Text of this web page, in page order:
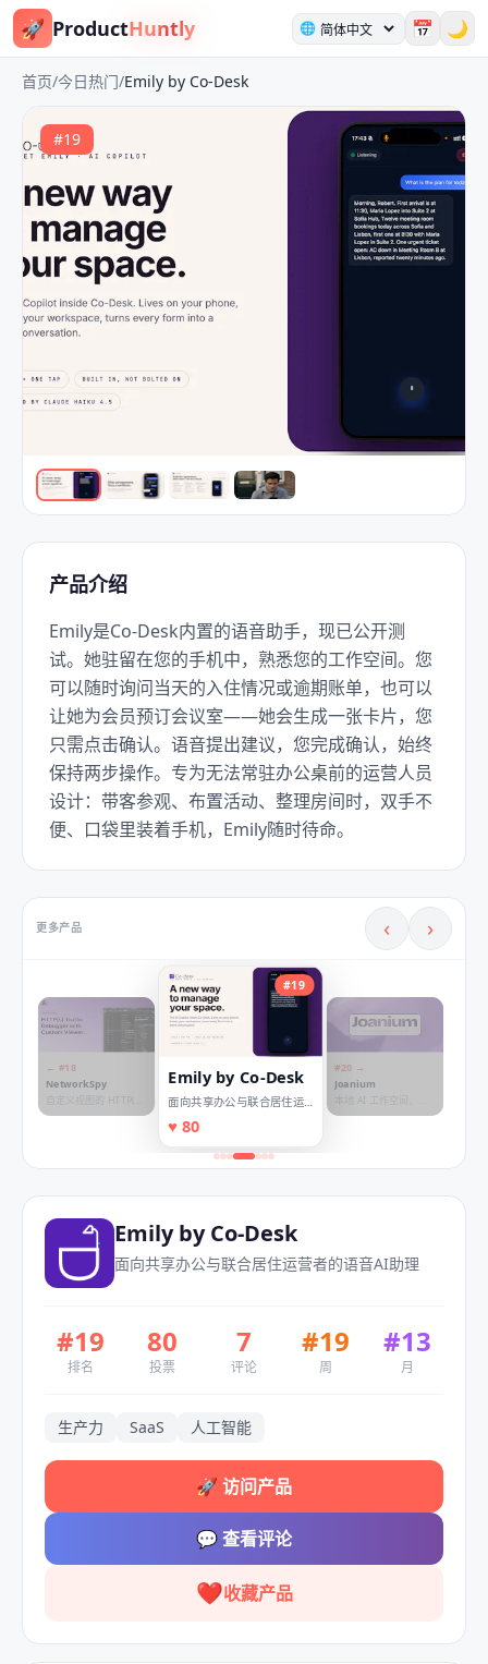
🚀 ProductHuntly 🌐 📅 🌙
首页/今日热门/Emily by Co-Desk
#19
产品介绍
Emily是Co‑Desk内置的语音助手，现已公开测
试。她驻留在您的手机中，熟悉您的工作空间。您
可以随时询问当天的入住情况或逾期账单，也可以
让她为会员预订会议室——她会生成一张卡片，您
只需点击确认。语音提出建议，您完成确认，始终
保持两步操作。专为无法常驻办公桌前的运营人员
设计：带客参观、布置活动、整理房间时，双手不
便、口袋里装着手机，Emily随时待命。
更多产品 ‹ ›
← #18
NetworkSpy
自定义视图的 HTTP(S)
代理调试器
#19
Emily by Co-Desk
面向共享办公与联合居住运
营者的语音AI助理
♥ 80
#20 →
Joanium
本地 AI 工作空间，助
您在电脑上构建与协作
Emily by Co-Desk
面向共享办公与联合居住运营者的语音AI助理
#19
排名
80
投票
7
评论
#19
周
#13
月
生产力 SaaS 人工智能
🚀 访问产品
💬查看评论
❤️收藏产品